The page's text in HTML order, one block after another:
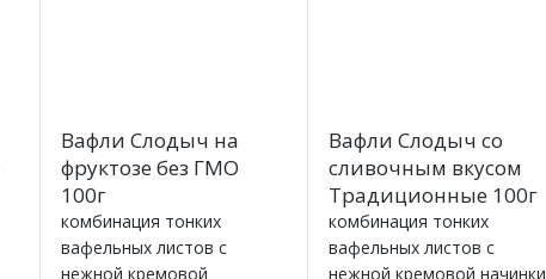
Вафли Слодыч на
фруктозе без ГМО
100г
комбинация тонких
вафельных листов с
нежной кремовой
Вафли Слодыч со
сливочным вкусом
Традиционные 100г
комбинация тонких
вафельных листов с
нежной кремовой начинки